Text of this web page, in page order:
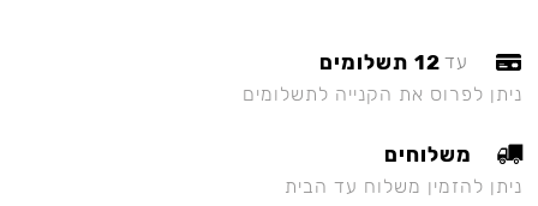
עד 12 תשלומים
ניתן לפרוס את הקנייה לתשלומים
משלוחים
ניתן להזמין משלוח עד הבית